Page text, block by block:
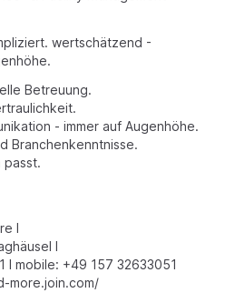
wertschätzend -
Betreuung.
- immer auf Augenhöhe.
Branchenkenntnisse.
passt.
I
I
mobile: +49 157 32633051
more.join.com/